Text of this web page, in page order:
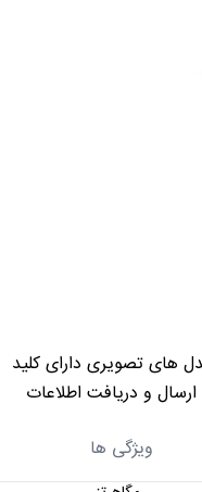
مدل های تصویری دارای کلید
ویژگی ها